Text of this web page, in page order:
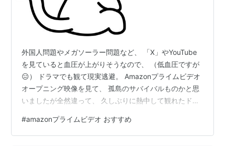
外国人問題やメガソーラー問題など、 「X」やYouTube
を見ていると血圧が上がりそうなので、 （低血圧ですが
😑） ドラマでも観て現実逃避。 Amazonプライムビデオ
オープニング映像を見て、 孤島のサバイバルものかと思
いましたが全然違って、 久しぶりに熱中して観れたドラ
業家の夫。 絵に描いたような幸せな夫婦の、 夫の突然の
失踪（自殺とされる）。 最後に共にいた妻に寄せられる
#amazonプライムビデオ おすすめ